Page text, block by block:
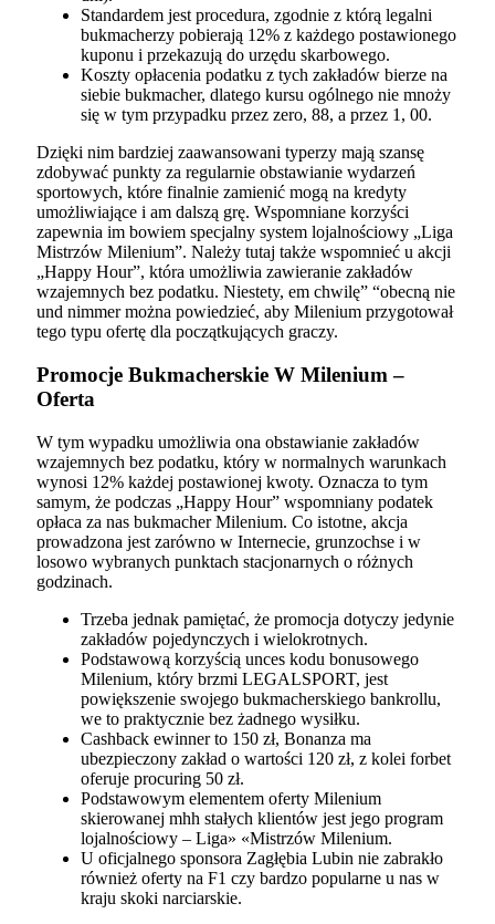
Standardem jest procedura, zgodnie z którą legalni
bukmacherzy pobierają 12% z każdego postawionego
kuponu i przekazują do urzędu skarbowego.
Koszty opłacenia podatku z tych zakładów bierze na
siebie bukmacher, dlatego kursu ogólnego nie mnoży
się w tym przypadku przez zero, 88, a przez 1, 00.
Dzięki nim bardziej zaawansowani typerzy mają szansę
zdobywać punkty za regularnie obstawianie wydarzeń
sportowych, które finalnie zamienić mogą na kredyty
umożliwiające i am dalszą grę. Wspomniane korzyści
zapewnia im bowiem specjalny system lojalnościowy „Liga
Mistrzów Milenium”. Należy tutaj także wspomnieć u akcji
„Happy Hour”, która umożliwia zawieranie zakładów
wzajemnych bez podatku. Niestety, em chwilę” “obecną nie
und nimmer można powiedzieć, aby Milenium przygotował
tego typu ofertę dla początkujących graczy.
Promocje Bukmacherskie W Milenium –
Oferta
W tym wypadku umożliwia ona obstawianie zakładów
wzajemnych bez podatku, który w normalnych warunkach
wynosi 12% każdej postawionej kwoty. Oznacza to tym
samym, że podczas „Happy Hour” wspomniany podatek
opłaca za nas bukmacher Milenium. Co istotne, akcja
prowadzona jest zarówno w Internecie, grunzochse i w
losowo wybranych punktach stacjonarnych o różnych
godzinach.
Trzeba jednak pamiętać, że promocja dotyczy jedynie
zakładów pojedynczych i wielokrotnych.
Podstawową korzyścią unces kodu bonusowego
Milenium, który brzmi LEGALSPORT, jest
powiększenie swojego bukmacherskiego bankrollu,
we to praktycznie bez żadnego wysiłku.
Cashback ewinner to 150 zł, Bonanza ma
ubezpieczony zakład o wartości 120 zł, z kolei forbet
oferuje procuring 50 zł.
Podstawowym elementem oferty Milenium
skierowanej mhh stałych klientów jest jego program
lojalnościowy – Liga» «Mistrzów Milenium.
U oficjalnego sponsora Zagłębia Lubin nie zabrakło
również oferty na F1 czy bardzo popularne u nas w
kraju skoki narciarskie.